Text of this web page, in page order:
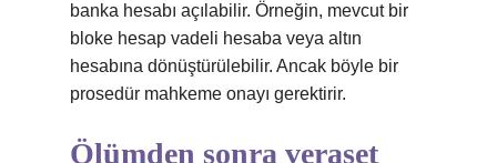
banka hesabı açılabilir. Örneğin, mevcut bir
bloke hesap vadeli hesaba veya altın
hesabına dönüştürülebilir. Ancak böyle bir
prosedür mahkeme onayı gerektirir.
Ölümden sonra veraset